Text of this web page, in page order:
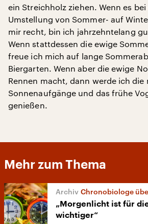
ein Streichholz ziehen. Wenn es
Umstellung von Sommer- auf
mir recht, bin ich jahrzehntelang
Wenn stattdessen die ewige
freue ich mich auf lange
Biergarten. Wenn aber die ewige
Rennen macht, dann werde ich
Sonnenaufgänge und das frühe
genießen.
Mehr zum Thema
Chronobiologe über das
„Morgenlicht ist für
wichtiger“